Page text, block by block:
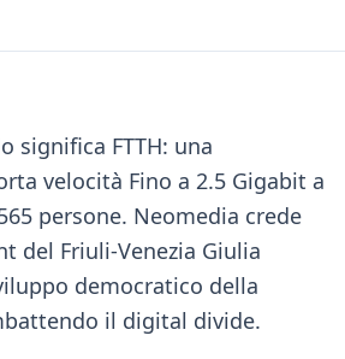
significa FTTH: una
velocità Fino a 2.5 Gigabit a
persone. Neomedia crede
del Friuli-Venezia Giulia
democratico della
il digital divide.